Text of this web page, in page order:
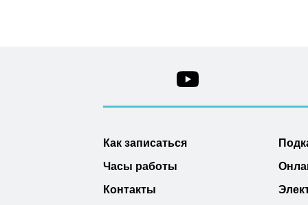
Как записаться
Часы работы
Контакты